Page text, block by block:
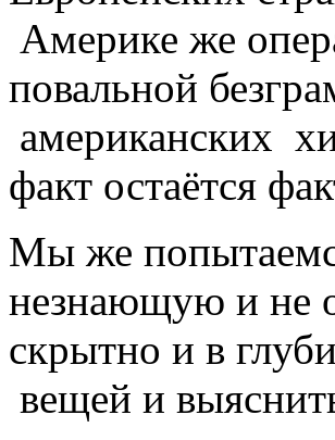
Америке же
повальной
американских
факт остаётся
Мы же
незнающую и не
скрытно и в
вещей и